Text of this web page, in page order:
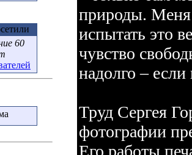
60
природы. Меня
испытать это
чувство
надолго – если
Труд Сергея
фотографии
Его работы